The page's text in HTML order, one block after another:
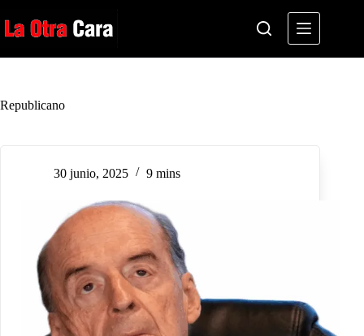
al
contenido
Republicano
30 junio, 2025 9 mins